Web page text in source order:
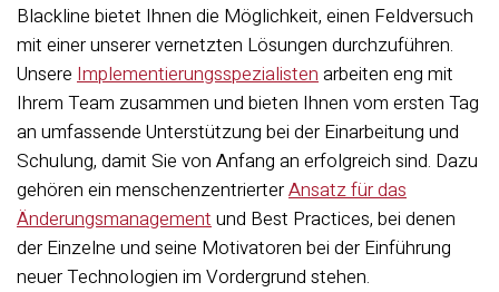
Blackline bietet Ihnen die Möglichkeit, einen Feldversuch
mit einer unserer vernetzten Lösungen durchzuführen.
Unsere Implementierungsspezialisten arbeiten eng mit
Ihrem Team zusammen und bieten Ihnen vom ersten Tag
an umfassende Unterstützung bei der Einarbeitung und
Schulung, damit Sie von Anfang an erfolgreich sind. Dazu
gehören ein menschenzentrierterAnsatz für das
Änderungsmanagement und Best Practices, bei denen
der Einzelne und seine Motivatoren bei der Einführung
neuer Technologien im Vordergrund stehen.